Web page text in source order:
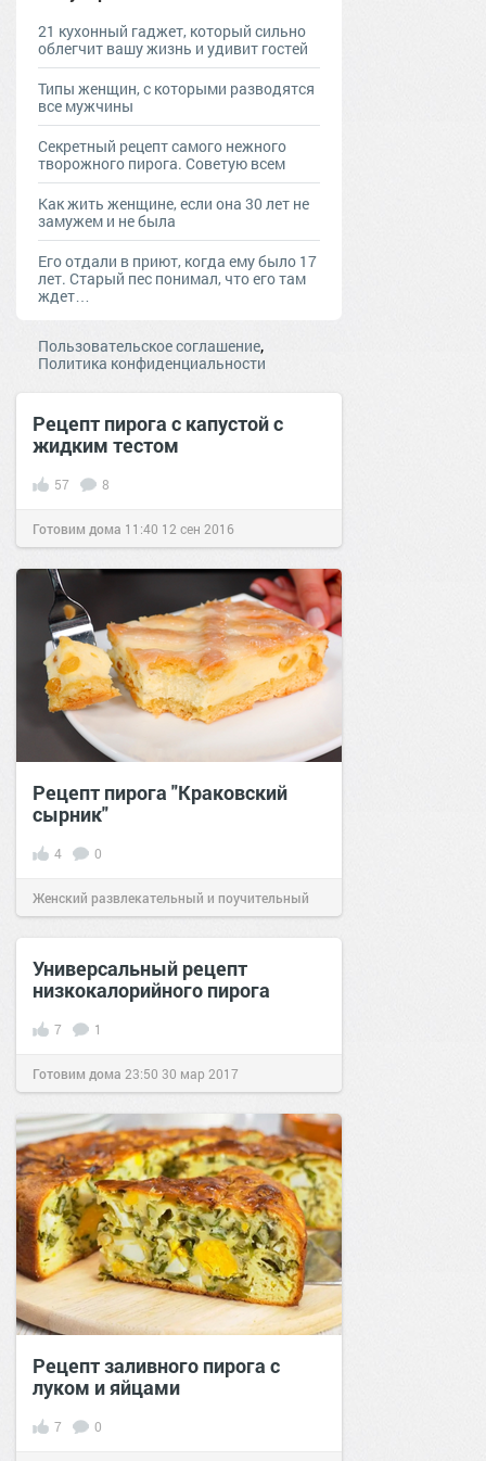
21 кухонный гаджет, который сильно
облегчит вашу жизнь и удивит гостей
Типы женщин, с которыми разводятся
все мужчины
Секретный рецепт самого нежного
творожного пирога. Советую всем
Как жить женщине, если она 30 лет не
замужем и не была
Его отдали в приют, когда ему было 17
лет. Старый пес понимал, что его там
ждет…
Пользовательское соглашение,
Политика конфиденциальности
Рецепт пирога с капустой с
жидким тестом
57 8
Готовим дома 11:40 12 сен 2016
Рецепт пирога "Краковский
сырник"
4 0
Женский развлекательный и поучительный
сайт.22:12 14 янв 2024
Универсальный рецепт
низкокалорийного пирога
7 1
Готовим дома 23:50 30 мар 2017
Рецепт заливного пирога с
луком и яйцами
7 0